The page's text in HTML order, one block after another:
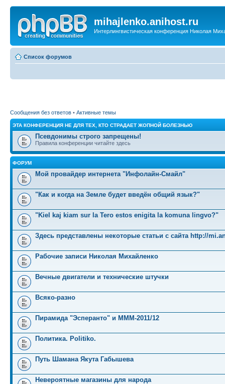
mihajlenko.anihost.ru
Интерлингвистическая конференция Николая
Список форумов
Сообщения без ответов • Активные темы
ЭТА КОНФЕРЕНЦИЯ НЕ ДЛЯ ТЕХ, КТО СТРАДАЕТ ЖОПНОЙ БОЛЕЗНЬЮ
Псевдонимы строго запрещены!
Правила конференции читайте здесь
ФОРУМ
Мой провайдер интернета "Инфолайн-Смайл"
"Как и когда на Земле будет введён общий язык?"
"Kiel kaj kiam sur la Tero estos enigita la komuna lingvo?"
Здесь представлены некоторые статьи с сайта http://
Рабочие записи Николая Михайленко
Вечные двигатели и технические штучки
Всяко-разно
Пирамида "Эсперанто" и MMM-2011/12
Политика. Politiko.
Путь Шамана Якута Габышева
Невероятные магазины для народа